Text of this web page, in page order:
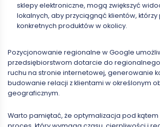
sklepy elektroniczne, mogą zwiększyć
lokalnych, aby przyciągnąć klientów, którzy
konkretnych produktów w okolicy.
Pozycjonowanie regionalne w Google
przedsiębiorstwom dotarcie do regionalnego
ruchu na stronie internetowej, generowanie
budowanie relacji z klientami w określonym
geograficznym.
Warto pamiętać, że optymalizacja pod kątem